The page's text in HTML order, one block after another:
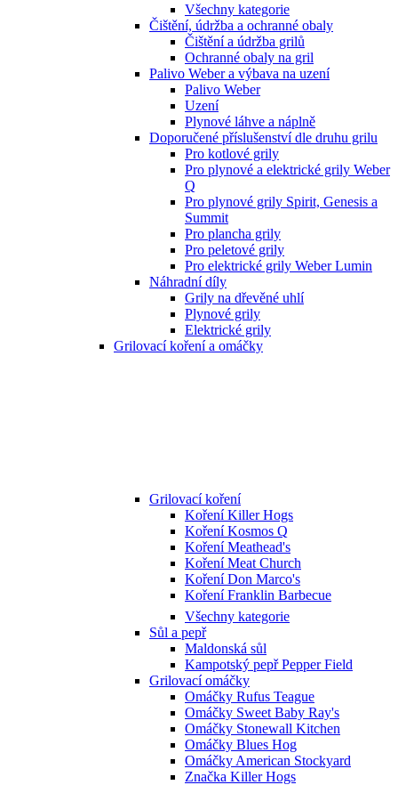
Všechny kategorie
Čištění, údržba a ochranné obaly
Čištění a údržba grilů
Ochranné obaly na gril
Palivo Weber a výbava na uzení
Palivo Weber
Uzení
Plynové láhve a náplně
Doporučené příslušenství dle druhu grilu
Pro kotlové grily
Pro plynové a elektrické grily Weber
Q
Pro plynové grily Spirit, Genesis a
Summit
Pro plancha grily
Pro peletové grily
Pro elektrické grily Weber Lumin
Náhradní díly
Grily na dřevěné uhlí
Plynové grily
Elektrické grily
Grilovací koření a omáčky
Grilovací koření
Koření Killer Hogs
Koření Kosmos Q
Koření Meathead's
Koření Meat Church
Koření Don Marco's
Koření Franklin Barbecue
Všechny kategorie
Sůl a pepř
Maldonská sůl
Kampotský pepř Pepper Field
Grilovací omáčky
Omáčky Rufus Teague
Omáčky Sweet Baby Ray's
Omáčky Stonewall Kitchen
Omáčky Blues Hog
Omáčky American Stockyard
Značka Killer Hogs